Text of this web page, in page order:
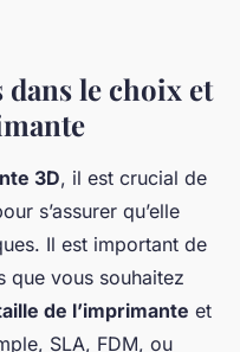
le choix et
3D, il est crucial de
s’assurer qu’elle
Il est important de
que vous souhaitez
de l’imprimante et
SLA, FDM, ou